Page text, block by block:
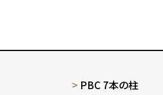
PBC 7本の柱